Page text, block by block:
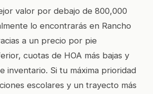
valor por debajo de 800,000
lo encontrarás en Rancho
a un precio por pie
cuotas de HOA más bajas y
inventario. Si tu máxima prioridad
escolares y un trayecto más